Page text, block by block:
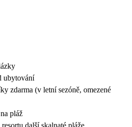
ubytování
zdarma (v letní sezóně, omezené
pláž
další skalnaté pláže